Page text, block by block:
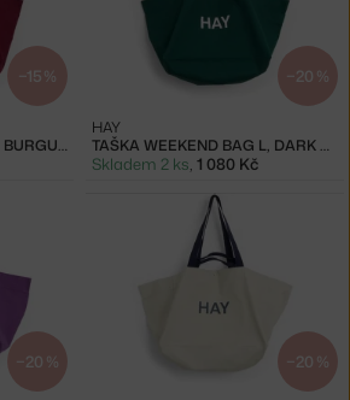
−15 %
TAŠKA WEEKEND BAG L, BURGUNDY
−20 %
TAŠKA WEEKEND BAG L, DARK GREEN
HAY
Skladem 2 ks 1 080 Kč
−20 % −20 %